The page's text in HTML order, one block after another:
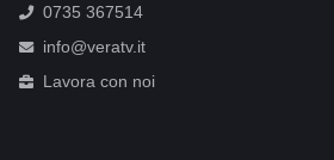
0735 367514
info@veratv.it
Lavora con noi